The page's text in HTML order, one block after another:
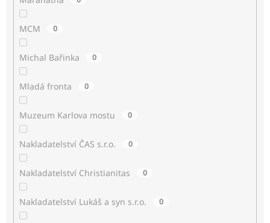
MCM 0
Michal Bařinka 0
Mladá fronta 0
Muzeum Karlova mostu 0
Nakladatelství ČAS s.r.o. 0
Nakladatelství Christianitas 0
Nakladatelství Lukáš a syn s.r.o. 0